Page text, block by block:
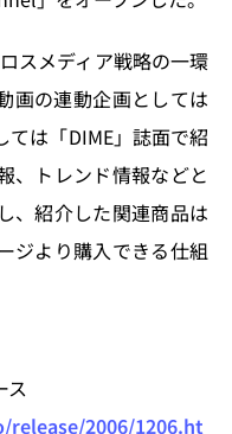
スメディア戦略の一環
画の連動企画としては
は「DIME」誌面で紹
、トレンド情報などと
、紹介した関連商品は
ジより購入できる仕組
ス
2006/1206.ht